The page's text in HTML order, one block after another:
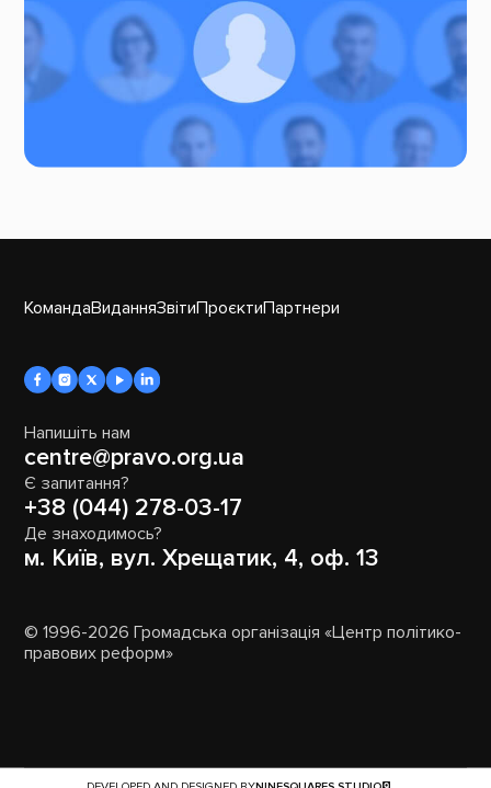
КомандаВиданняЗвітиПроєктиПартнери
Напишіть нам
centre@pravo.org.ua
Є запитання?
+38 (044) 278-03-17
Де знаходимось?
м. Київ, вул. Хрещатик, 4, оф. 13
© 1996-2026 Громадська організація «Центр політико-
правових реформ»